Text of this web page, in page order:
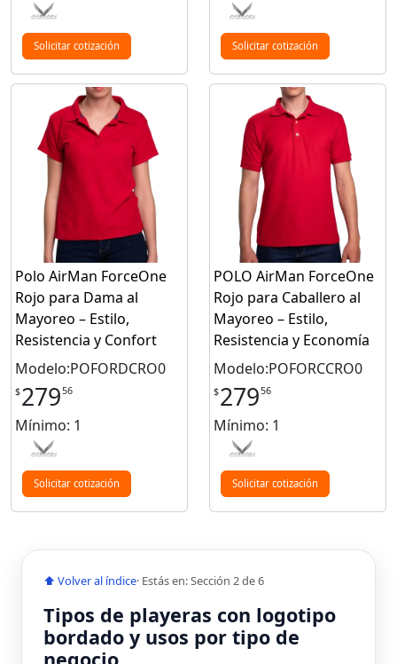
Solicitar cotización Solicitar cotización
Polo AirMan ForceOne
Rojo para Dama al
Mayoreo – Estilo,
Resistencia y Confort
Modelo:POFORDCRO0
$27956
Mínimo: 1
Solicitar cotización
POLO AirMan ForceOne
Rojo para Caballero al
Mayoreo – Estilo,
Resistencia y Economía
Modelo:POFORCCRO0
$27956
Mínimo: 1
Solicitar cotización
⬆ Volver al índice· Estás en: Sección 2 de 6
Tipos de playeras con logotipo
bordado y usos por tipo de